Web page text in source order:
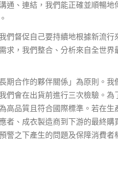
通、連結，我們能正確並順暢地
們督促自己要持續地根據新流行
求，我們整合、分析來自全世界
期合作的夥伴關係」為原則。我
們會在出貨前進行三次檢驗。為
高品質且符合國際標準。若在生
者、成衣製造商到下游的最終購
警之下產生的問題及保障消費者